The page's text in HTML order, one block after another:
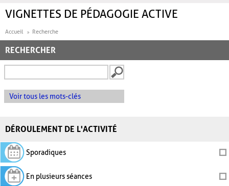
VIGNETTES DE PÉDAGOGIE ACTIVE
Accueil Recherche
RECHERCHER
Voir tous les mots-clés
DÉROULEMENT DE L'ACTIVITÉ
Sporadiques
En plusieurs séances